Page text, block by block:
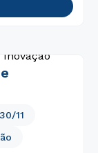
30/11